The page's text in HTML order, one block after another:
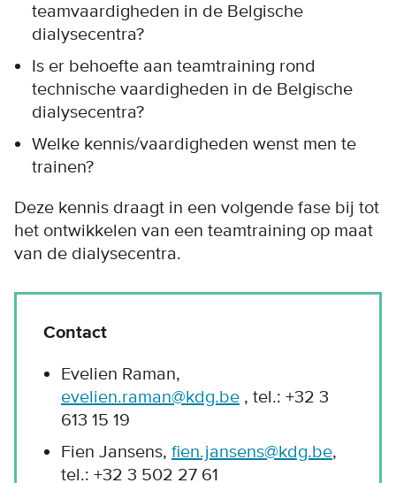
teamvaardigheden in de Belgische
dialysecentra?
Is er behoefte aan teamtraining rond
technische vaardigheden in de Belgische
dialysecentra?
Welke kennis/vaardigheden wenst men te
trainen?
Deze kennis draagt in een volgende fase bij tot
het ontwikkelen van een teamtraining op maat
van de dialysecentra.
Contact
Evelien Raman,
evelien.raman@kdg.be , tel.: +32 3
613 15 19
Fien Jansens, fien.jansens@kdg.be,
tel.: +32 3 502 27 61